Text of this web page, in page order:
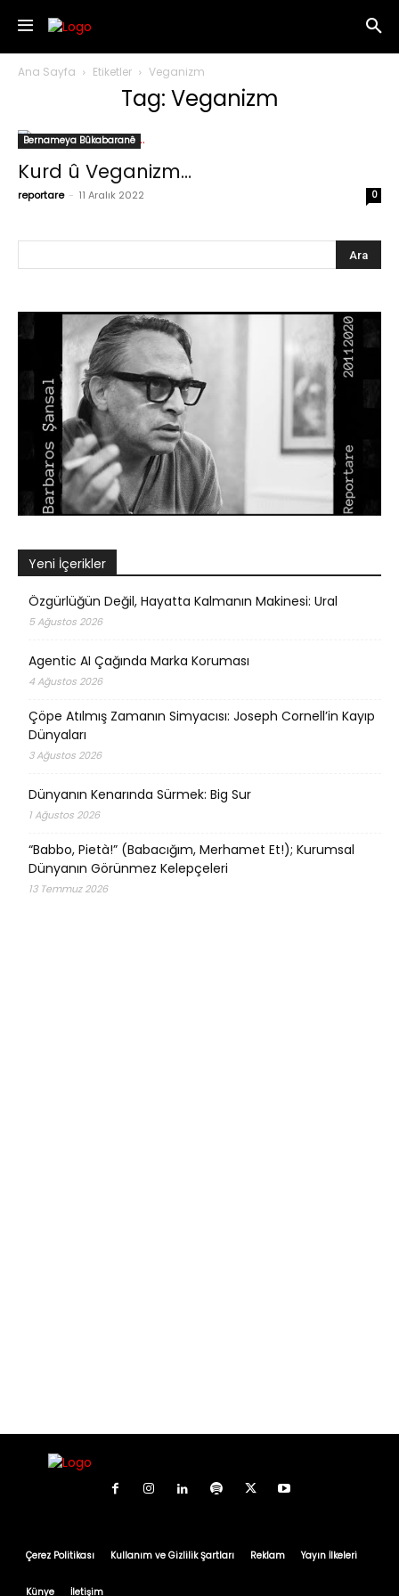
Ana Sayfa Etiketler Veganizm
Tag: Veganizm
Bernameya Bûkabaranê
Kurd û Veganizm…
reportare - 11 Aralık 2022 0
Yeni İçerikler
Özgürlüğün Değil, Hayatta Kalmanın Makinesi: Ural
5 Ağustos 2026
Agentic AI Çağında Marka Koruması
4 Ağustos 2026
Çöpe Atılmış Zamanın Simyacısı: Joseph Cornell’in Kayıp
Dünyaları
3 Ağustos 2026
Dünyanın Kenarında Sürmek: Big Sur
1 Ağustos 2026
“Babbo, Pietà!” (Babacığım, Merhamet Et!); Kurumsal
Dünyanın Görünmez Kelepçeleri
13 Temmuz 2026
Çerez Politikası Kullanım ve Gizlilik Şartları Reklam Yayın İlkeleri
Künye İletişim